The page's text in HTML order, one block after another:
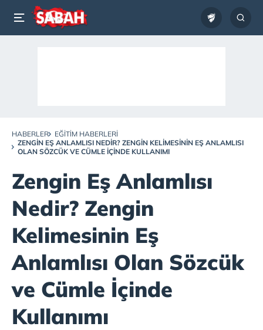
HABERLER
EĞITIM HABERLERI
ZENGIN EŞ ANLAMLISI NEDIR? ZENGIN KELIMESININ EŞ ANLAMLISI
OLAN SÖZCÜK VE CÜMLE İÇINDE KULLANIMI
Zengin Eş Anlamlısı
Nedir? Zengin
Kelimesinin Eş
Anlamlısı Olan Sözcük
ve Cümle İçinde
Kullanımı